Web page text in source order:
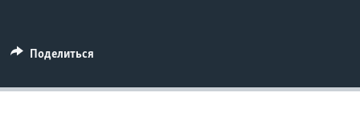
Поделиться